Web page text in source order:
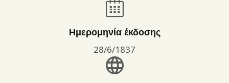
Ημερομηνία έκδοσης
28/6/1837